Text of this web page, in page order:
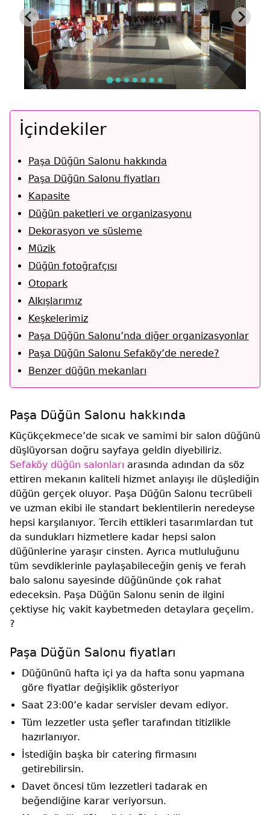
İçindekiler
Paşa Düğün Salonu hakkında
Paşa Düğün Salonu fiyatları
Kapasite
Düğün paketleri ve organizasyonu
Dekorasyon ve süsleme
Müzik
Düğün fotoğrafçısı
Otopark
Alkışlarımız
Keşkelerimiz
Paşa Düğün Salonu’nda diğer organizasyonlar
Paşa Düğün Salonu Sefaköy’de nerede?
Benzer düğün mekanları
Paşa Düğün Salonu hakkında
Küçükçekmece’de sıcak ve samimi bir salon düğünü
düşlüyorsan doğru sayfaya geldin diyebiliriz.
Sefaköy düğün salonları arasında adından da söz
ettiren mekanın kaliteli hizmet anlayışı ile düşlediğin
düğün gerçek oluyor. Paşa Düğün Salonu tecrübeli
ve uzman ekibi ile standart beklentilerin neredeyse
hepsi karşılanıyor. Tercih ettikleri tasarımlardan tut
da sundukları hizmetlere kadar hepsi salon
düğünlerine yaraşır cinsten. Ayrıca mutluluğunu
tüm sevdiklerinle paylaşabileceğin geniş ve ferah
balo salonu sayesinde düğününde çok rahat
edeceksin. Paşa Düğün Salonu senin de ilgini
çektiyse hiç vakit kaybetmeden detaylara geçelim.
?
Paşa Düğün Salonu fiyatları
Düğününü hafta içi ya da hafta sonu yapmana
göre fiyatlar değişiklik gösteriyor
Saat 23:00’e kadar servisler devam ediyor.
Tüm lezzetler usta şefler tarafından titizlikle
hazırlanıyor.
İstediğin başka bir catering firmasını
getirebilirsin.
Davet öncesi tüm lezzetleri tadarak en
beğendiğine karar veriyorsun.